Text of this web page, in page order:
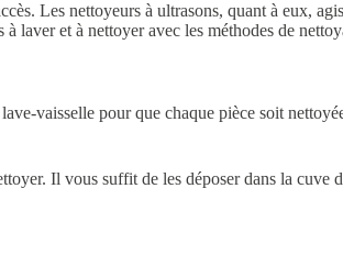
Les nettoyeurs à ultrasons, quant à eux,
laver et à nettoyer avec les méthodes de
vaisselle pour que chaque pièce soit
Il vous suffit de les déposer dans la cuve